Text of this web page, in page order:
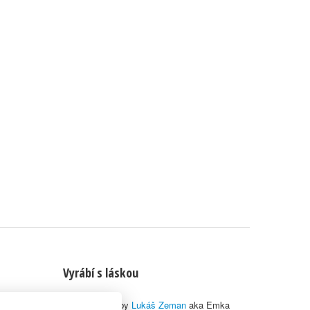
Vyrábí s láskou
© 2010–2026 by Lukáš Zeman aka Emka